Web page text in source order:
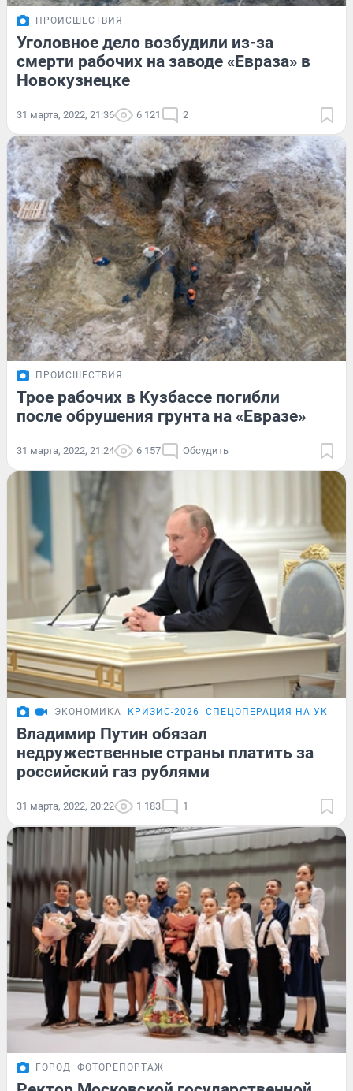
ПРОИСШЕСТВИЯ
Уголовное дело возбудили из-за
смерти рабочих на заводе «Евраза» в
Новокузнецке
31 марта, 2022, 21:36 6 121 2
ПРОИСШЕСТВИЯ
Трое рабочих в Кузбассе погибли
после обрушения грунта на «Евразе»
31 марта, 2022, 21:24 6 157 Обсудить
ЭКОНОМИКА КРИЗИС-2026 СПЕЦОПЕРАЦИЯ НА
Владимир Путин обязал
недружественные страны платить за
российский газ рублями
31 марта, 2022, 20:22 1 183 1
ГОРОД ФОТОРЕПОРТАЖ